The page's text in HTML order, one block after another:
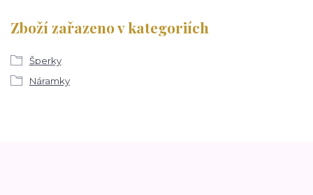
Zboží zařazeno v kategoriích
Šperky
Náramky